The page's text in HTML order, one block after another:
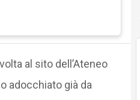
al sito dell’Ateneo
adocchiato già da